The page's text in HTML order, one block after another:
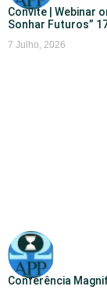
Convite | Webinar
Sonhar Futuros”
7 Julho, 2026
Conferência